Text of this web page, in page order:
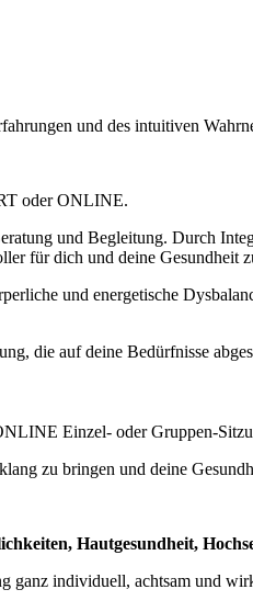
und des intuitiven
oder ONLINE.
und Begleitung. Durch
für dich und deine Gesundheit
und energetische
die auf deine Bedürfnisse
Einzel- oder Gruppen-
zu bringen und deine
Hautgesundheit,
ganz individuell, achtsam und